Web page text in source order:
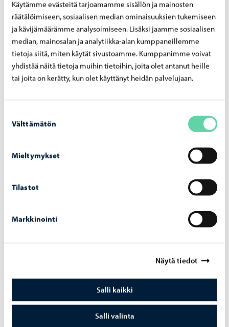
Käytämme evästeitä tarjoamamme sisällön ja mainosten
räätälöimiseen, sosiaalisen median ominaisuuksien tukemiseen
ja kävijämäärämme analysoimiseen. Lisäksi jaamme sosiaalisen
median, mainosalan ja analytiikka-alan kumppaneillemme
tietoja siitä, miten käytät sivustoamme. Kumppanimme voivat
yhdistää näitä tietoja muihin tietoihin, joita olet antanut heille
tai joita on kerätty, kun olet käyttänyt heidän palvelujaan.
valinta
Välttämätön
Mieltymykset
Tilastot
Markkinointi
Näytä tiedot
Salli kaikki
Salli valinta
12. Rekisterin suojauksen
periaatteet
Tilaajan tietoja käsittelevät kaupunkisuunnitteluosastolla
Tietoja käsiteltäessä ei synny manuaalista aineistoa.
Sähköistä rekisteriä käsittelevät ne henkilöt, joilla on
käyttöön tarvitaan henkilökohtainen käyttäjätunnus ja
salasana.
ohjelmistot on suojattu ja varmistettu
Tietohallinnon osasto vastaa tietoturvan toteutumisesta.